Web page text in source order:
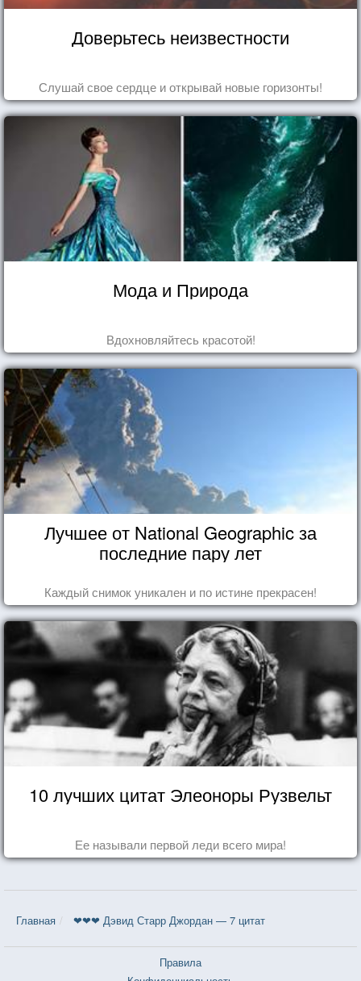
Доверьтесь неизвестности
Слушай свое сердце и открывай новые горизонты!
Мода и Природа
Вдохновляйтесь красотой!
Лучшее от National Geographic за
последние пару лет
Каждый снимок уникален и по истине прекрасен!
10 лучших цитат Элеоноры Рузвельт
Ее называли первой леди всего мира!
Главная ❤❤❤ Дэвид Старр Джордан — 7 цитат
Правила